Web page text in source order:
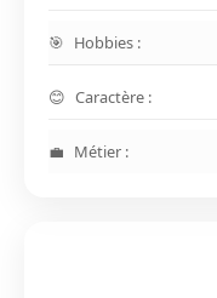
Hobbies :
Caractère :
Métier :